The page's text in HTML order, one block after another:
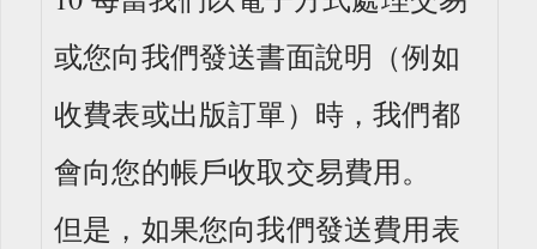
或您向我們發送書面說明（例如
收費表或出版訂單）時，我們都
會向您的帳戶收取交易費用。
但是，如果您向我們發送費用表